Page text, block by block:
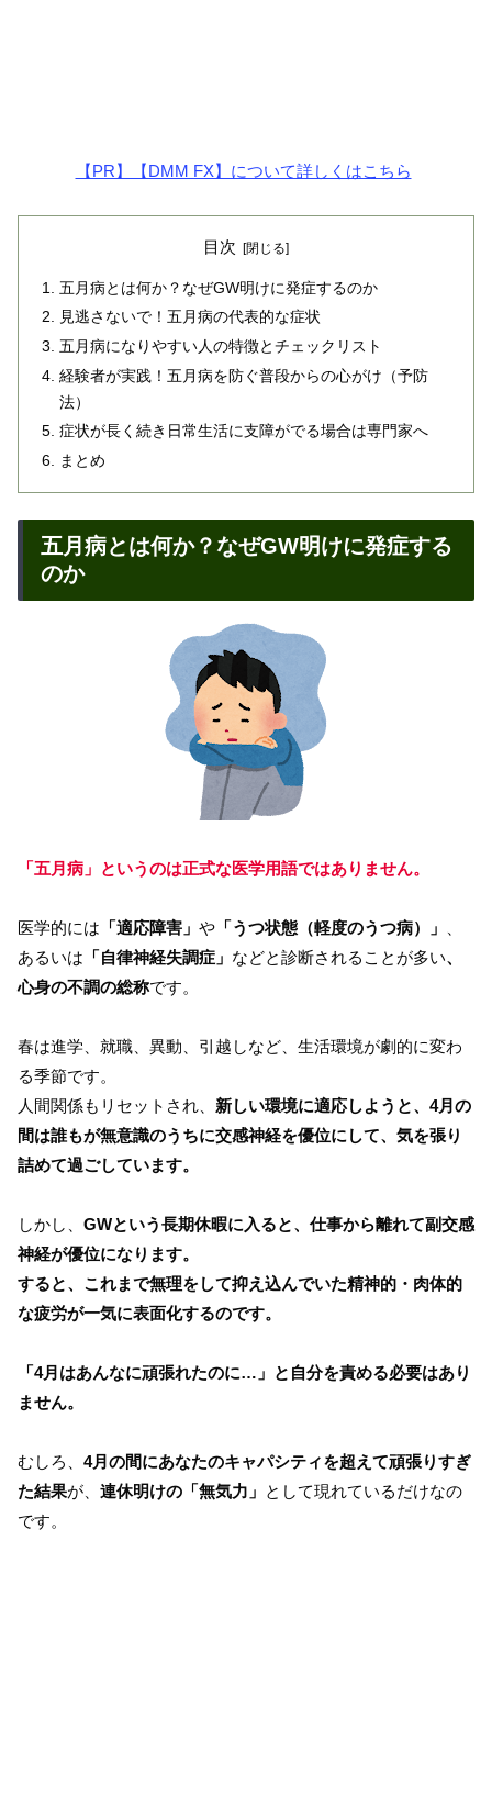
【PR】【DMM FX】について詳しくはこちら
目次
五月病とは何か？なぜGW明けに発症するのか
見逃さないで！五月病の代表的な症状
五月病になりやすい人の特徴とチェックリスト
経験者が実践！五月病を防ぐ普段からの心がけ（予防
法）
症状が長く続き日常生活に支障がでる場合は専門家へ
まとめ
五月病とは何か？なぜGW明けに発症する
のか
「五月病」というのは正式な医学用語ではありません。
医学的には 「適応障害」 や 「うつ状態（軽度のうつ病）」
あるいは 「自律神経失調症」 などと診断されることが多い、
心身の不調の総称です。
春は進学、就職、異動、引越しなど、生活環境が劇的に変わ
る季節です。
人間関係もリセットされ、 新しい環境に適応しようと、4月の
間は誰もが無意識のうちに交感神経を優位にして、気を張り
詰めて過ごしています。
しかし、 GWという長期休暇に入ると、仕事から離れて副交感
神経が優位になります。
すると、これまで無理をして抑え込んでいた精神的・肉体的
な疲労が一気に表面化するのです。
「4月はあんなに頑張れたのに…」と自分を責める必要はあり
ません。
むしろ、 4月の間にあなたのキャパシティを超えて頑張りすぎ
た結果が、 連休明けの「無気力」 として現れているだけなの
です。